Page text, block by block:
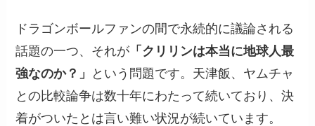
ドラゴンボールファンの間で永続的に議論される
話題の一つ、それが 「クリリンは本当に地球人最
強なのか？」
という問題です。天津飯、ヤムチャ
との比較論争は数十年にわたって続いており、決
着がついたとは言い難い状況が続いています。